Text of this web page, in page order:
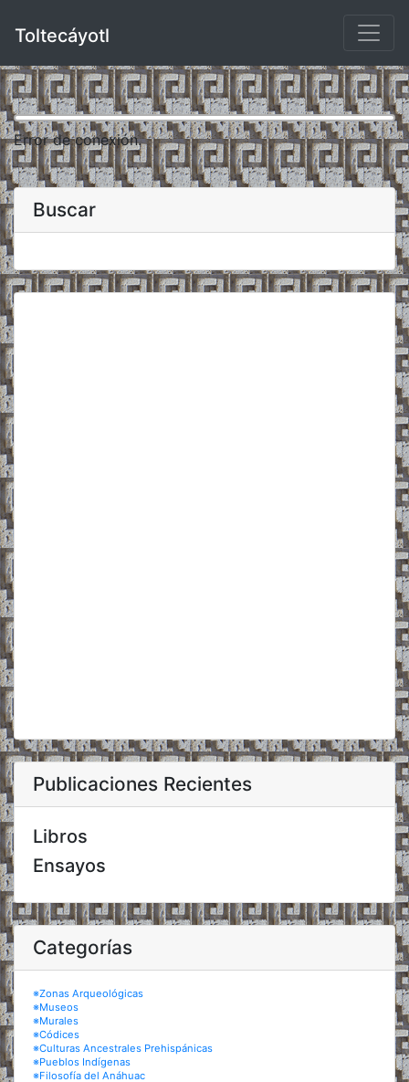
Toltecáyotl
Error de conexión.
Buscar
Publicaciones Recientes
Libros
Ensayos
Categorías
※Zonas Arqueológicas
※Museos
※Murales
※Códices
※Culturas Ancestrales Prehispánicas
※Pueblos Indígenas
※Filosofía del Anáhuac